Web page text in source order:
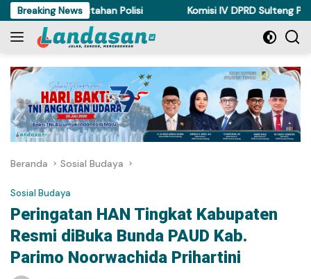
Langsung
ke
konten
Breaking News
Ditahan Polisi Komisi IV DPRD Sulteng Perkuat
Beranda Sosial Budaya
Sosial Budaya
Peringatan HAN Tingkat Kabupaten
Resmi diBuka Bunda PAUD Kab.
Parimo Noorwachida Prihartini